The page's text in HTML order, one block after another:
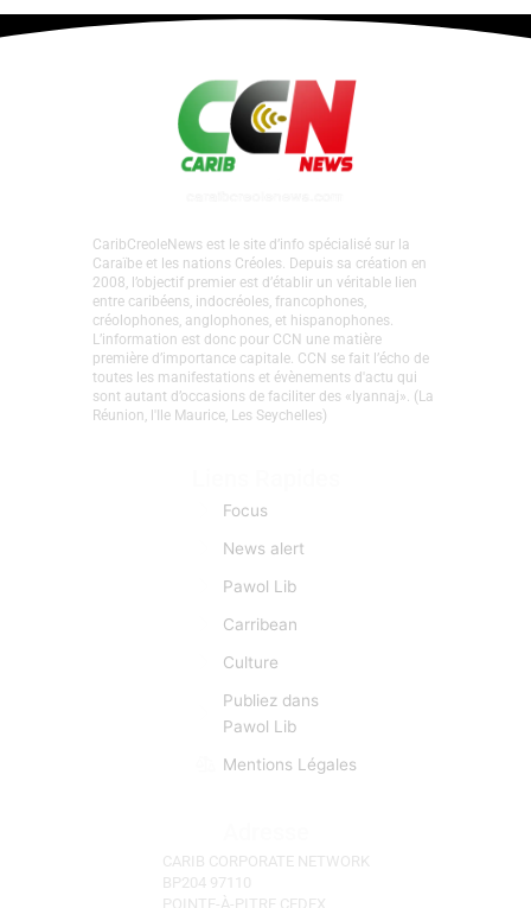
CaribCreoleNews est le site d’info spécialisé sur la
Caraïbe et les nations Créoles. Depuis sa création en
2008, l’objectif premier est d’établir un véritable lien
entre caribéens, indocréoles, francophones,
créolophones, anglophones, et hispanophones.
L’information est donc pour CCN une matière
première d’importance capitale. CCN se fait l’écho de
toutes les manifestations et évènements d'actu qui
sont autant d’occasions de faciliter des «lyannaj». (La
Réunion, l'Ile Maurice, Les Seychelles)
Focus
News alert
Pawol Lib
Carribean
Culture
Publiez dans
Pawol Lib
Mentions Légales
CARIB CORPORATE NETWORK
BP204 97110
POINTE-À-PITRE CEDEX